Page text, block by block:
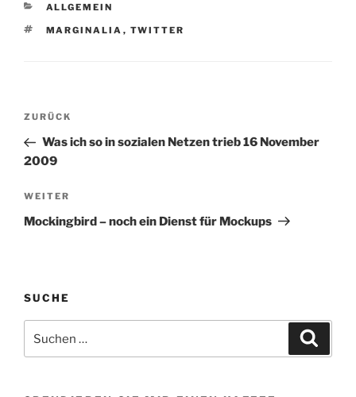
Lounge in DUS ist
genauso trüb und
KATEGORIEN
ALLGEMEIN
SCHLAGWÖRTER
MARGINALIA , TWITTER
Beitragsnavigation
Vorheriger
Beitrag
ZURÜCK
Was ich so in sozialen Netzen trieb 16 November
2009
Nächster
Beitrag
WEITER
Mockingbird – noch ein Dienst für Mockups
SUCHE
nach: